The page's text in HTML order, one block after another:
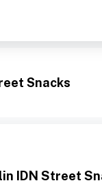
Snacks
IDN Street